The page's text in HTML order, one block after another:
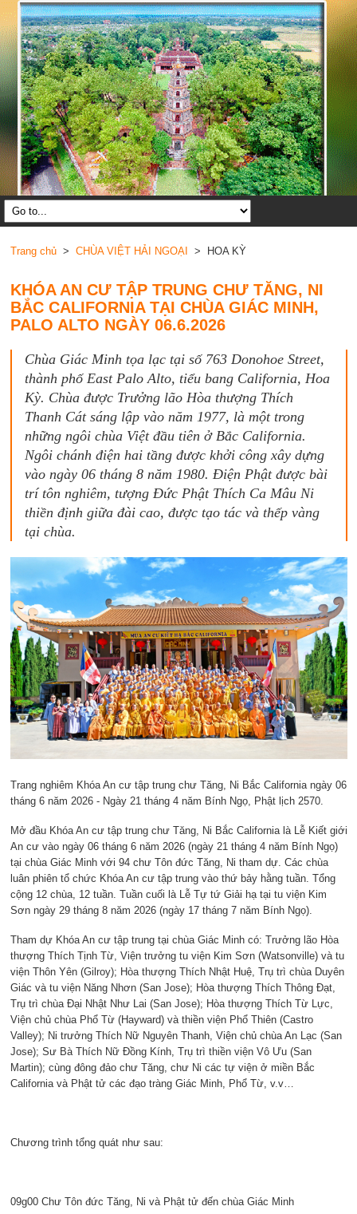
Trang chủ> CHÙA VIỆT HẢI NGOẠI > HOA KỲ
KHÓA AN CƯ TẬP TRUNG CHƯ TĂNG, NI
BẮC CALIFORNIA TẠI CHÙA GIÁC MINH,
PALO ALTO NGÀY 06.6.2026
Chùa Giác Minh tọa lạc tại số 763 Donohoe Street,
thành phố East Palo Alto, tiểu bang California, Hoa
Kỳ. Chùa được Trưởng lão Hòa thượng Thích
Thanh Cát sáng lập vào năm 1977, là một trong
những ngôi chùa Việt đầu tiên ở Bắc California.
Ngôi chánh điện hai tầng được khởi công xây dựng
vào ngày 06 tháng 8 năm 1980. Điện Phật được bài
trí tôn nghiêm, tượng Đức Phật Thích Ca Mâu Ni
thiền định giữa đài cao, được tạo tác và thếp vàng
tại chùa.
Trang nghiêm Khóa An cư tập trung chư Tăng, Ni Bắc California ngày 06
tháng 6 năm 2026 - Ngày 21 tháng 4 năm Bính Ngọ, Phật lịch 2570.
Mở đầu Khóa An cư tập trung chư Tăng, Ni Bắc California là Lễ Kiết giới
An cư vào ngày 06 tháng 6 năm 2026 (ngày 21 tháng 4 năm Bính Ngọ)
tại chùa Giác Minh với 94 chư Tôn đức Tăng, Ni tham dự. Các chùa
luân phiên tổ chức Khóa An cư tập trung vào thứ bảy hằng tuần. Tổng
cộng 12 chùa, 12 tuần. Tuần cuối là Lễ Tự tứ Giải hạ tại tu viện Kim
Sơn ngày 29 tháng 8 năm 2026 (ngày 17 tháng 7 năm Bính Ngọ).
Tham dự Khóa An cư tập trung tại chùa Giác Minh có: Trưởng lão Hòa
thượng Thích Tịnh Từ, Viện trưởng tu viện Kim Sơn (Watsonville) và tu
viện Thôn Yên (Gilroy); Hòa thượng Thích Nhật Huệ, Trụ trì chùa Duyên
Giác và tu viện Năng Nhơn (San Jose); Hòa thượng Thích Thông Đạt,
Trụ trì chùa Đại Nhật Như Lai (San Jose); Hòa thượng Thích Từ Lực,
Viện chủ chùa Phổ Từ (Hayward) và thiền viện Phổ Thiên (Castro
Valley); Ni trưởng Thích Nữ Nguyên Thanh, Viện chủ chùa An Lạc (San
Jose); Sư Bà Thích Nữ Đồng Kính, Trụ trì thiền viện Vô Ưu (San
Martin); cùng đông đảo chư Tăng, chư Ni các tự viện ở miền Bắc
California và Phật tử các đạo tràng Giác Minh, Phổ Từ, v.v…
Chương trình tổng quát như sau:
09g00 Chư Tôn đức Tăng, Ni và Phật tử đến chùa Giác Minh